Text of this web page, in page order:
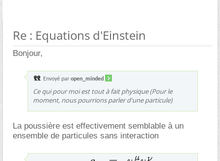
Re : Equations d'Einstein
Bonjour,
Envoyé par open_minded
Ce qui pour moi est tout à fait physique (Pour le
moment, nous pourrions parler d'une particule)
La poussière est effectivement semblable à un
ensemble de particules sans interaction